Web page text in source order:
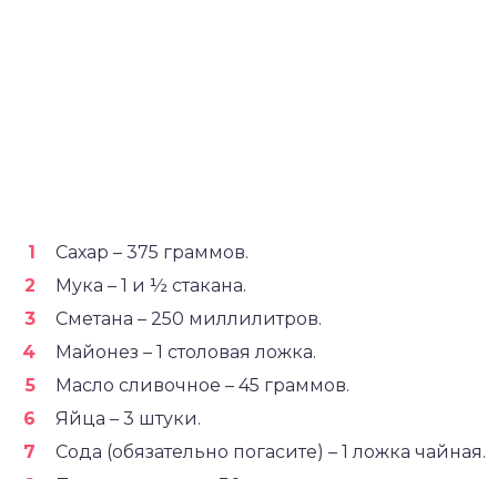
Сахар – 375 граммов.
Мука – 1 и ½ стакана.
Сметана – 250 миллилитров.
Майонез – 1 столовая ложка.
Масло сливочное – 45 граммов.
Яйца – 3 штуки.
Сода (обязательно погасите) – 1 ложка чайная.